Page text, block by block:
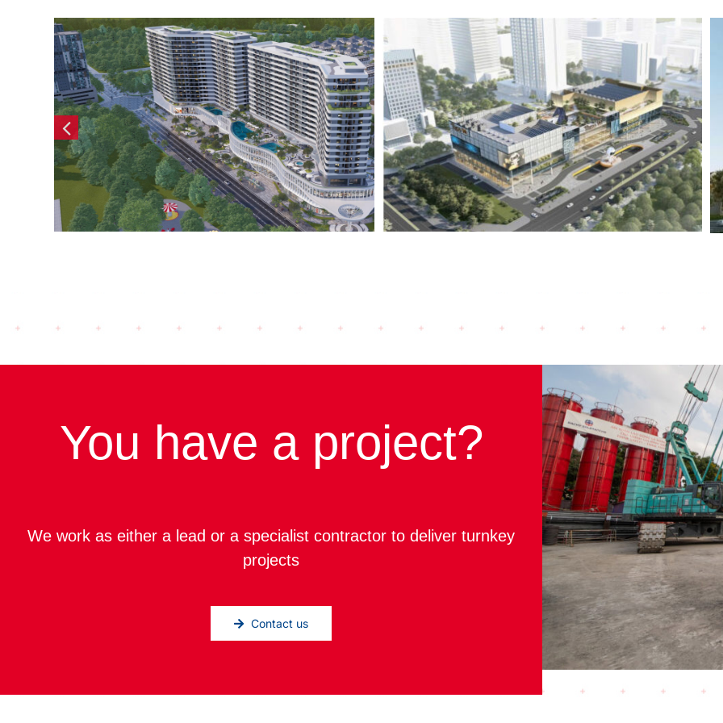
Royal (2025) Ethane Storage Tank (2025) Nobu Đà
You have a project?
We work as either a lead or a specialist contractor to deliver turnkey
projects
Contact us